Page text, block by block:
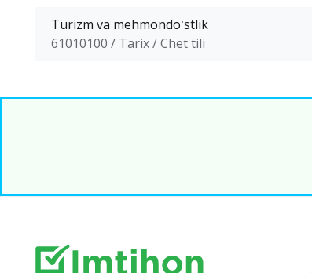
Turizm va mehmondoʻstlik
61010100 / Tarix / Chet tili